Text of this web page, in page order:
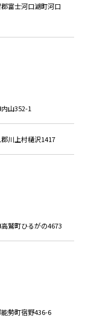
富士河口湖町河口
山352-1
川上村樋沢1417
鷲町ひるがの4673
勢町宿野436-6